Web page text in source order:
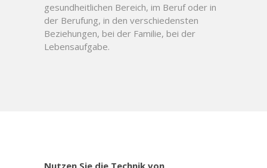
gesundheitlichen Bereich, im Beruf oder in
der Berufung, in den verschiedensten
Beziehungen, bei der Familie, bei der
Lebensaufgabe.
Nutzen Sie die Technik von